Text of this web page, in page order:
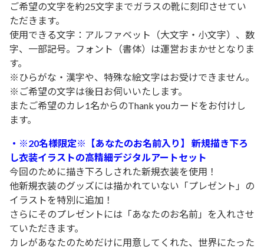
ご希望の文字を約25文字までガラスの靴に刻印させてい
ただきます。
使用できる文字：アルファベット（大文字・小文字）、数
字、一部記号。フォント（書体）は運営おまかせとなりま
す。
※ひらがな・漢字や、特殊な絵文字はお受けできません。
※ご希望の文字は後日お伺いいたします。
またご希望のカレ1名からのThank youカードをお付けし
ます。
・ ※20名様限定※【あなたのお名前入り】 新規描き下ろ
し衣装イラストの高精細デジタルアートセット
今回のために描き下ろしされた新規衣装を使用！
他新規衣装のグッズには描かれていない「プレゼント」の
イラストを特別に追加！
さらにそのプレゼントには「あなたのお名前」を入れさせ
ていただきます。
カレがあなたのためだけに用意してくれた、世界にたった